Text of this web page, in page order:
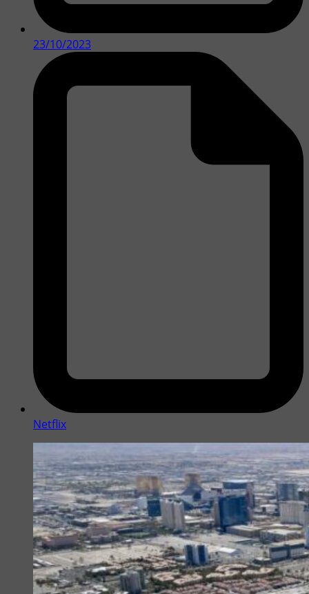
23/10/2023
Netflix